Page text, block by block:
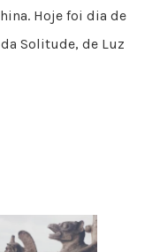
Hoje foi dia de
Solitude, de Luz